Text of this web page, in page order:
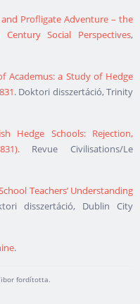
Profligate Adventure – the
Social Perspectives,
Academus: a Study of Hedge
. Doktori disszertáció, Trinity
Hedge Schools: Rejection,
Revue Civilisations/Le
Teachers’ Understanding
disszertáció, Dublin City
.
fordította.